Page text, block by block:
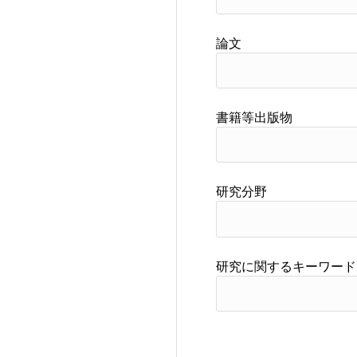
論文
書籍等出版物
研究分野
研究に関するキーワード